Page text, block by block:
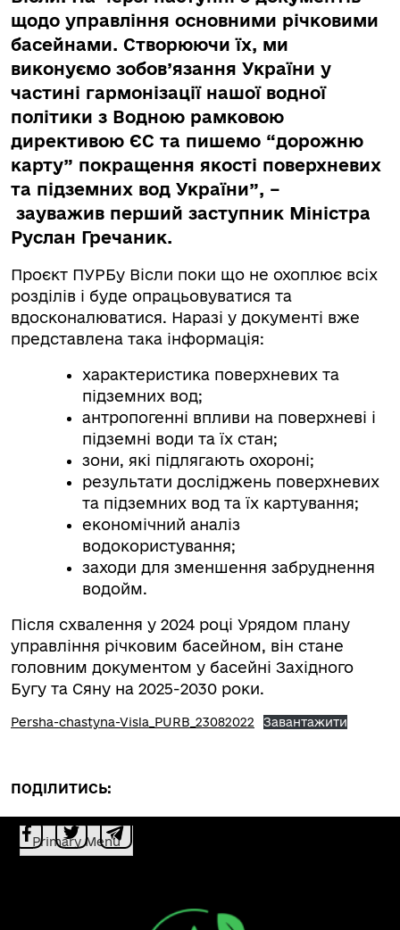
щодо управління основними річковими
басейнами. Створюючи їх, ми
виконуємо зобов’язання України у
частині гармонізації нашої водної
політики з Водною рамковою
директивою ЄС та пишемо “дорожню
карту” покращення якості поверхневих
та підземних вод України”, –
зауважив перший заступник Міністра
Руслан Гречаник.
Проєкт ПУРБу Вісли поки що не охоплює всіх
розділів і буде опрацьовуватися та
вдосконалюватися. Наразі у документі вже
представлена така інформація:
характеристика поверхневих та
підземних вод;
антропогенні впливи на поверхневі і
підземні води та їх стан;
зони, які підлягають охороні;
результати досліджень поверхневих
та підземних вод та їх картування;
економічний аналіз
водокористування;
заходи для зменшення забруднення
водойм.
Після схвалення у 2024 році Урядом плану
управління річковим басейном, він стане
головним документом у басейні Західного
Бугу та Сяну на 2025-2030 роки.
Persha-chastyna-Visla_PURB_23082022 Завантажити
ПОДІЛИТИСЬ:
Primary Menu